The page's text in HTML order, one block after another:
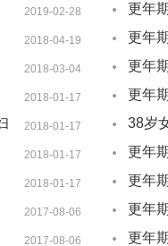
2019-02-28 更年
2018-04-19 更年
2018-03-04 更年
2018-01-17 更年
2018-01-17 38岁
2018-01-17 更年
2018-01-17 更年
2017-08-06 更年
2017-08-06 更年